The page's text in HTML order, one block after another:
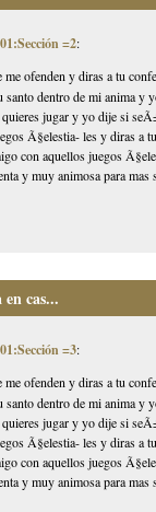
=2:
me ofenden y diras a tu
dentro de mi anima y
jugar y yo dije si
Ã§elestia- les y diras a
con aquellos juegos
y muy animosa para
cas...
=3:
me ofenden y diras a tu
dentro de mi anima y
jugar y yo dije si
Ã§elestia- les y diras a
con aquellos juegos
y muy animosa para